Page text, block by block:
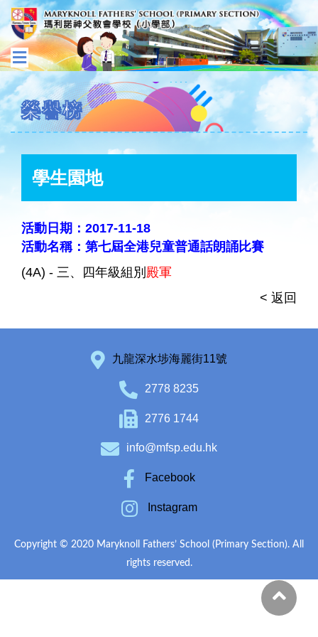
榮譽榜
學生園地
活動日期：2017-11-18
活動名稱：第七屆全港兒童普通話朗誦比賽
(4A) - 三、四年級組別 殿軍
< 返回
九龍深水埗海麗街11號
2778 8235
2776 1744
info@mfsp.edu.hk
Facebook
Instagram
Copyright © 2020 Maryknoll Fathers’ School (Primary Section). All
rights reserved.